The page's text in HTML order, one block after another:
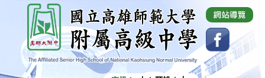
國立高雄師範大學附屬高級中學 Affiliated Senior
High School of National Kaohsiung Normal
University